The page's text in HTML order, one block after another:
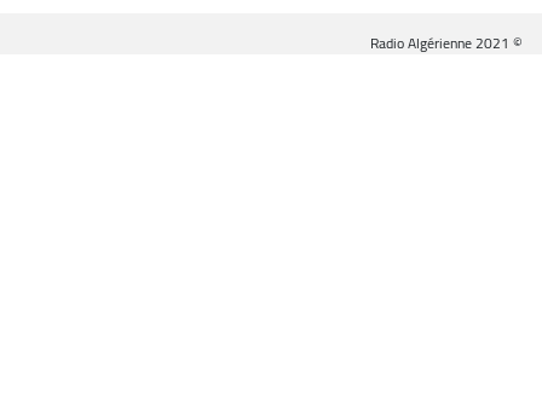
© Radio Algérienne 2021